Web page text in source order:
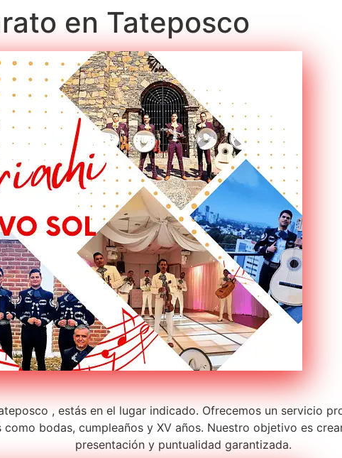
en Tateposco
, estás en el lugar indicado. Ofrecemos un servicio
bodas, cumpleaños y XV años. Nuestro objetivo es
presentación y puntualidad garantizada.